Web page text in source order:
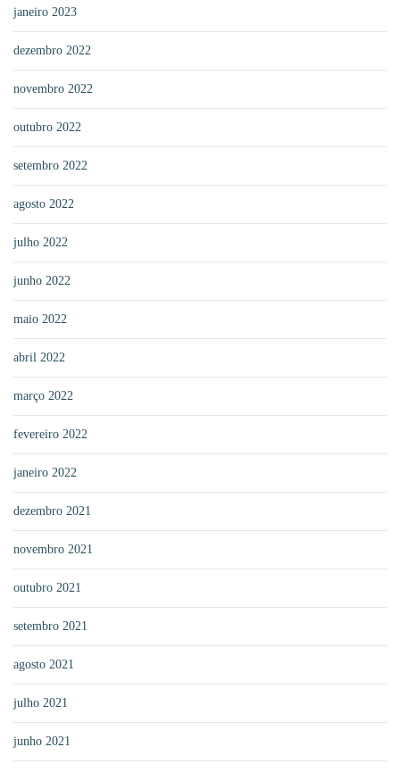
janeiro 2023
dezembro 2022
novembro 2022
outubro 2022
setembro 2022
agosto 2022
julho 2022
junho 2022
maio 2022
abril 2022
março 2022
fevereiro 2022
janeiro 2022
dezembro 2021
novembro 2021
outubro 2021
setembro 2021
agosto 2021
julho 2021
junho 2021